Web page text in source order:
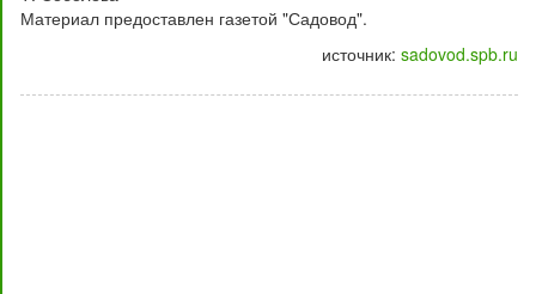
Материал предоставлен газетой "Садовод".
источник: sadovod.spb.ru